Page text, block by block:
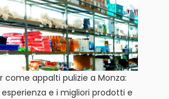
come appalti pulizie a Monza:
e i migliori prodotti e